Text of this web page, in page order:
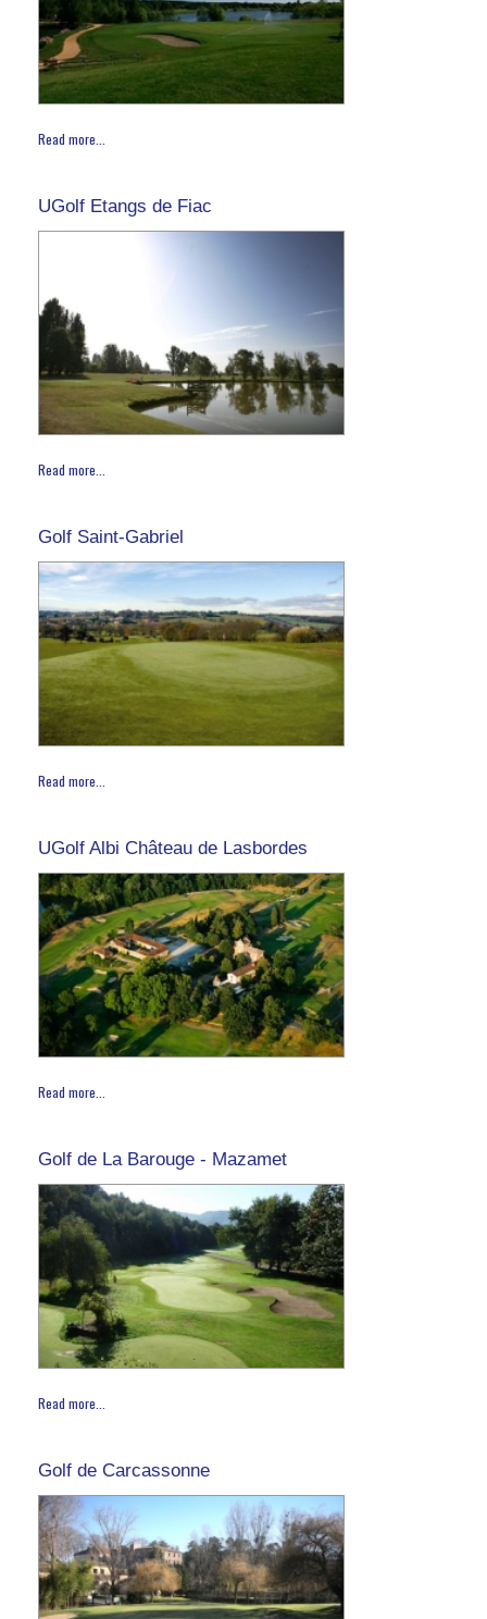
Read more...
UGolf Etangs de Fiac
Read more...
Golf Saint-Gabriel
Read more...
UGolf Albi Château de Lasbordes
Read more...
Golf de La Barouge - Mazamet
Read more...
Golf de Carcassonne